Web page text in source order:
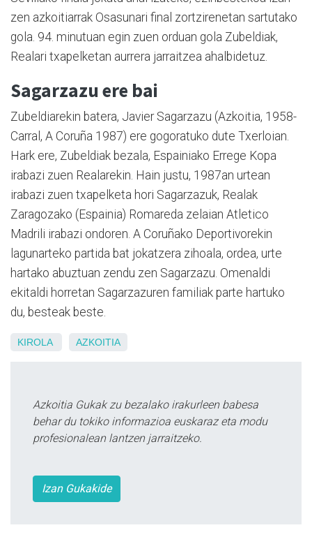
zen azkoitiarrak Osasunari final zortzirenetan sartutako
gola. 94. minutuan egin zuen orduan gola Zubeldiak,
Realari txapelketan aurrera jarraitzea ahalbidetuz.
Sagarzazu ere bai
Zubeldiarekin batera, Javier Sagarzazu (Azkoitia, 1958-
Carral, A Coruña 1987) ere gogoratuko dute Txerloian.
Hark ere, Zubeldiak bezala, Espainiako Errege Kopa
irabazi zuen Realarekin. Hain justu, 1987an urtean
irabazi zuen txapelketa hori Sagarzazuk, Realak
Zaragozako (Espainia) Romareda zelaian Atletico
Madrili irabazi ondoren. A Coruñako Deportivorekin
lagunarteko partida bat jokatzera zihoala, ordea, urte
hartako abuztuan zendu zen Sagarzazu. Omenaldi
ekitaldi horretan Sagarzazuren familiak parte hartuko
du, besteak beste.
KIROLA AZKOITIA
Azkoitia Gukak zu bezalako irakurleen babesa
behar du tokiko informazioa euskaraz eta modu
profesionalean lantzen jarraitzeko.
Izan Gukakide